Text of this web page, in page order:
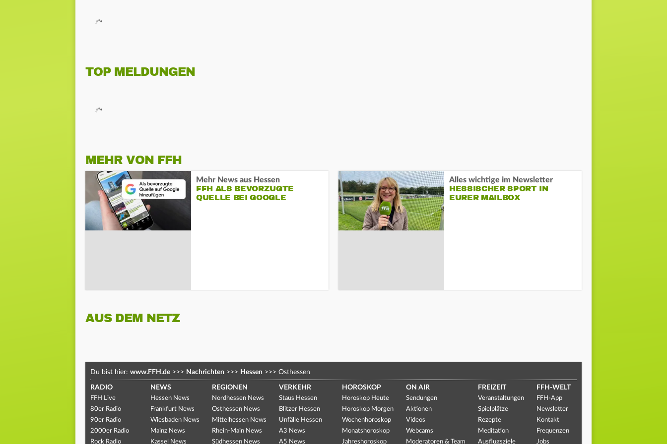
TOP MELDUNGEN
MEHR VON FFH
Mehr News aus Hessen
FFH ALS BEVORZUGTE
QUELLE BEI GOOGLE
Alles wichtige im Newsletter
HESSISCHER SPORT IN
EURER MAILBOX
AUS DEM NETZ
Du bist hier: www.FFH.de >>> Nachrichten >>> Hessen >>> Osthessen
RADIO
FFH Live
80er Radio
90er Radio
2000er Radio
Rock Radio
NEWS
Hessen News
Frankfurt News
Wiesbaden News
Mainz News
Kassel News
REGIONEN
Nordhessen News
Osthessen News
Mittelhessen News
Rhein-Main News
Südhessen News
VERKEHR
Staus Hessen
Blitzer Hessen
Unfälle Hessen
A3 News
A5 News
HOROSKOP
Horoskop Heute
Horoskop Morgen
Wochenhoroskop
Monatshoroskop
Jahreshoroskop
ON AIR
Sendungen
Aktionen
Videos
Webcams
Moderatoren & Team
FREIZEIT
Veranstaltungen
Spielplätze
Rezepte
Meditation
Ausflugsziele
FFH-WELT
FFH-App
Newsletter
Kontakt
Frequenzen
Jobs